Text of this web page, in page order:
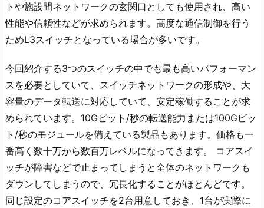
トや施設間ネットワークの玄関口としても使用され、高い
性能や信頼性などが求められます。高度な通信制御を行う
ためL3スイッチとなっている場合が多いです。
今回紹介する3つのスイッチの中でも最も高いパフォーマン
スを必要としていて、スイッチネットワークの形成や、大
容量のデータ転送に対応していて、安定稼働することが求
められています。10Gビット/秒の転送能力または100Gビッ
ト/秒のモジュールを備えている製品もあります。価格も一
番高く数十万から数百万レベルになってきます。 コアスイ
ッチが障害などで止まってしまうと全体のネットワークも
ダウンしてしまうので、冗長化することがほとんどです。
同じ設定のコアスイッチを2台用意しておき、1台が実際に